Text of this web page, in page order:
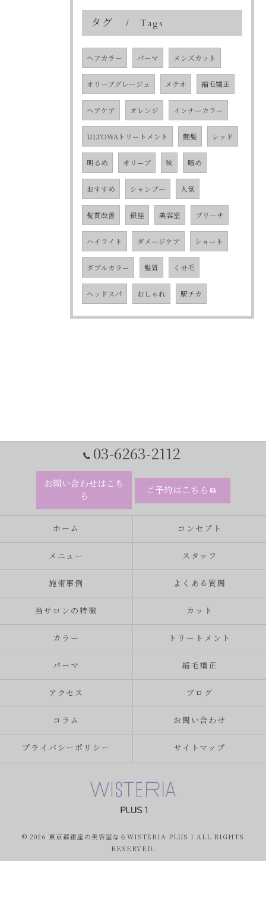
タグ Tags
ヘアカラー パーマ メンズカット
オリーブグレージュ メテオ 縮毛矯正
ヘアケア オレンジ インナーカラー
ULTOWAトリートメント 艶髪 レッド
明るめ オリーブ 秋 暗め
おすすめ シャンプー 人気
髪質改善 銀座 美容室 ブリーチ
ハイライト ダメージケア ショート
ダブルカラー 髪質 くせ毛
ヘッドスパ おしゃれ 駅チカ
03-6263-2112
お問い合わせはこち
ら
ご予約はこちら
ホーム コンセプト
メニュー スタッフ
施術事例 よくある質問
当サロンの特徴 カット
カラー トリートメント
パーマ 縮毛矯正
アクセス ブログ
コラム お問い合わせ
プライバシーポリシー サイトマップ
© 2026 東京都銀座の美容室ならWISTERIA PLUS 1 ALL RIGHTS
RESERVED.